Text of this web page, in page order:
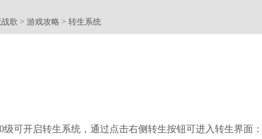
歌 > 游戏攻略 > 转生系统
级可开启转生系统，通过点击右侧转生按钮可进入转生界面：